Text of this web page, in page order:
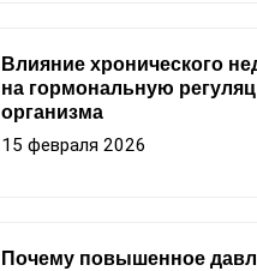
Влияние хронического
на гормональную
организма
15 февраля 2026
Почему повышенное